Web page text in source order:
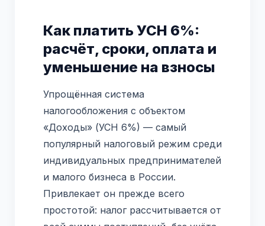
Как платить УСН 6%:
расчёт, сроки, оплата и
уменьшение на взносы
Упрощённая система
налогообложения с объектом
«Доходы» (УСН 6%) — самый
популярный налоговый режим среди
индивидуальных предпринимателей
и малого бизнеса в России.
Привлекает он прежде всего
простотой: налог рассчитывается от